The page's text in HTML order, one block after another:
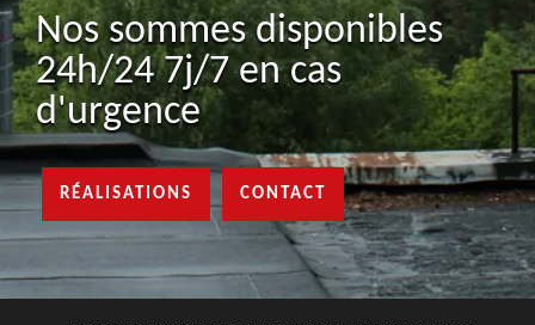
Nos sommes disponibles
24h/24 7j/7 en cas
d'urgence
RÉALISATIONS CONTACT